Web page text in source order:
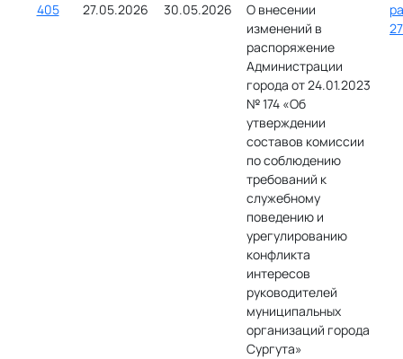
405 27.05.2026 30.05.2026
О внесении
изменений в
распоряжение
Администрации
города от 24.01.2023
№ 174 «Об
утверждении
составов комиссии
по соблюдению
требований к
служебному
поведению и
урегулированию
конфликта
интересов
руководителей
муниципальных
организаций города
Сургута»